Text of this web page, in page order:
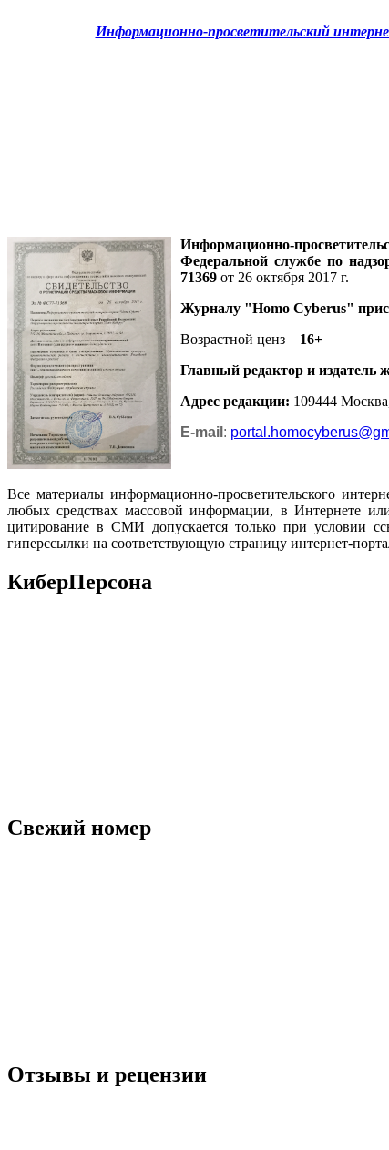
Информационно-просветительский
Информационно-
Федеральной службе по
71369 от 26 октября 2017 г.
Журналу "Homo Cyberus"
Возрастной ценз – 16+
Главный редактор и издатель
Адрес редакции: 109444
E-mail :
Все материалы информационно-просветительского
любых средствах массовой информации, в Интернете
цитирование в СМИ допускается только при условии
гиперссылки на соответствующую страницу интернет-
КиберПерсона
Свежий номер
Отзывы и рецензии